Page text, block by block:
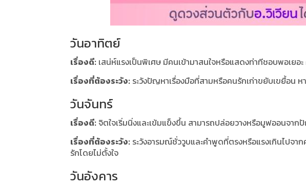
วันอาทิตย์
เรื่องดี: เสน่ห์แรงเป็นพิเศษ มีคนเข้ามาสนใจหรือแสดงท่าทีชอบพอเยอ
เรื่องที่ต้องระวัง: ระวังปัญหาเรื่องมือที่สามหรือคนรักเก่าขยับเขยื้อน
วันจันทร์
เรื่องดี:จิตใจเริ่มนิ่งและเข้มแข็งขึ้น สามารถปล่อยวางหรือมูฟออนจา
เรื่องที่ต้องระวัง: ระวังอารมณ์ชั่ววูบและคำพูดที่ตรงหรือแรงเกินไปจา
รักโดยไม่ตั้งใจ
วันอังคาร